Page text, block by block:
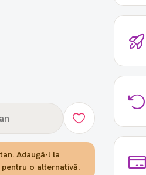
Adaugă-l la
o alternativă.